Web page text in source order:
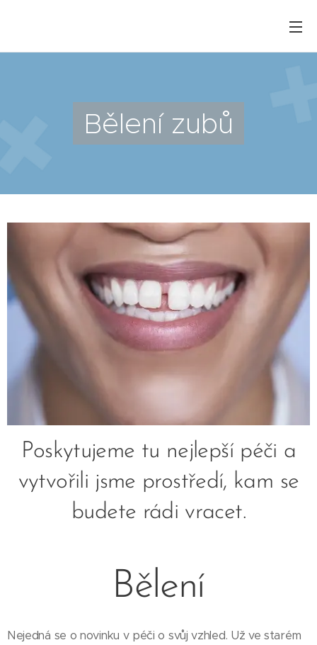
Bělení zubů
Poskytujeme tu nejlepší péči a
vytvořili jsme prostředí, kam se
budete rádi vracet.
Bělení
Nejedná se o novinku v péči o svůj vzhled. Už ve starém